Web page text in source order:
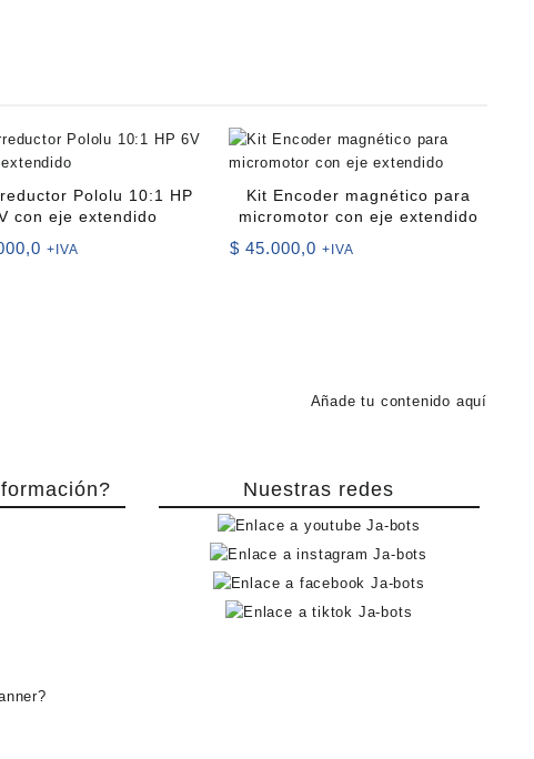
Pololu 10:1 HP
con eje extendido
+IVA
Kit Encoder magnético para
micromotor con eje extendido
$ 45.000,0 +IVA
Añade tu contenido aquí
Nuestras redes